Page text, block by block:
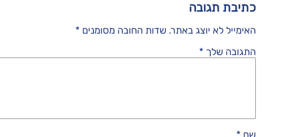
כתיבת תגובה
האימייל לא יוצג באתר. שדות החובה מסומנים *
התגובה שלך *
שם *